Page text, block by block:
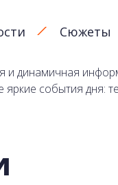
Сюжеты
динамичная
яркие события дня:
шокируют мир.
спорным вопросам,
жизни.